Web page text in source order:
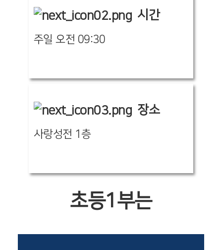
시간
주일 오전 09:30
장소
사랑성전 1층
초등1부는